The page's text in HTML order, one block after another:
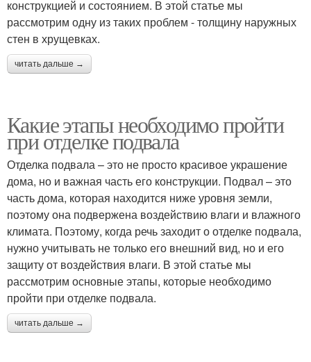
конструкцией и состоянием. В этой статье мы
рассмотрим одну из таких проблем - толщину наружных
стен в хрущевках.
читать дальше →
Какие этапы необходимо пройти
при отделке подвала
Отделка подвала – это не просто красивое украшение
дома, но и важная часть его конструкции. Подвал – это
часть дома, которая находится ниже уровня земли,
поэтому она подвержена воздействию влаги и влажного
климата. Поэтому, когда речь заходит о отделке подвала,
нужно учитывать не только его внешний вид, но и его
защиту от воздействия влаги. В этой статье мы
рассмотрим основные этапы, которые необходимо
пройти при отделке подвала.
читать дальше →